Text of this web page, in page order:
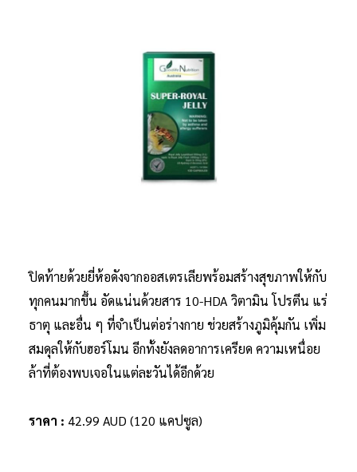
ปิดท้ายด้วยยี่ห้อดังจากออสเตรเลียพร้อมสร้างสุขภาพให้กับ
ทุกคนมากขึ้น อัดแน่นด้วยสาร 10-HDA วิตามิน โปรตีน แร่
ธาตุ และอื่น ๆ ที่จำเป็นต่อร่างกาย ช่วยสร้างภูมิคุ้มกัน เพิ่ม
สมดุลให้กับฮอร์โมน อีกทั้งยังลดอาการเครียด ความเหนื่อย
ล้าที่ต้องพบเจอในแต่ละวันได้อีกด้วย
ราคา : 42.99 AUD (120 แคปซูล)